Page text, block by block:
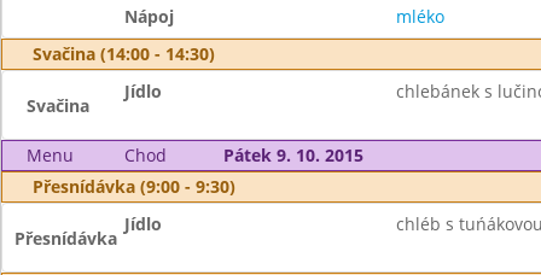
Nápoj
mléko
Svačina (14:00 - 14:30)
Svačina
Jídlo chlebánek s
Menu Chod
Pátek 9. 10. 2015
Přesnídávka (9:00 - 9:30)
Přesnídávka
Jídlo chléb s